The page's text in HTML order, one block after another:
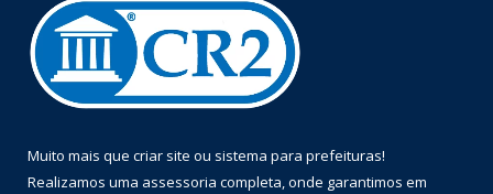
Muito mais que criar site ou sistema para prefeituras!
Realizamos uma assessoria completa, onde garantimos em